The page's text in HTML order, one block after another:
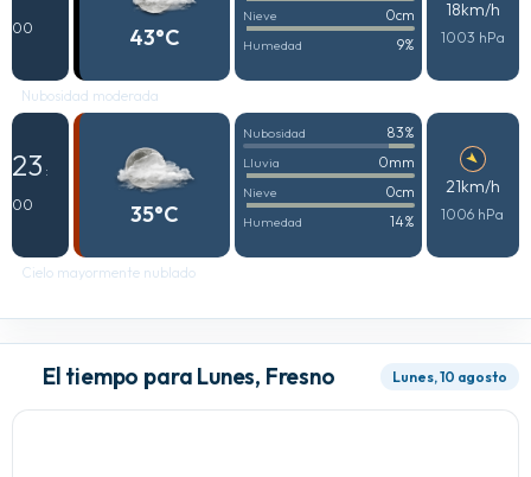
00
43°C
Nieve 0cm
Humedad 9%
18km/h
1003 hPa
Nubosidad moderada
23 :
00
35°C
Nubosidad 83%
Lluvia 0mm
Nieve 0cm
Humedad 14%
21km/h
1006 hPa
Cielo mayormente nublado
El tiempo para Lunes, Fresno Lunes, 10 agosto